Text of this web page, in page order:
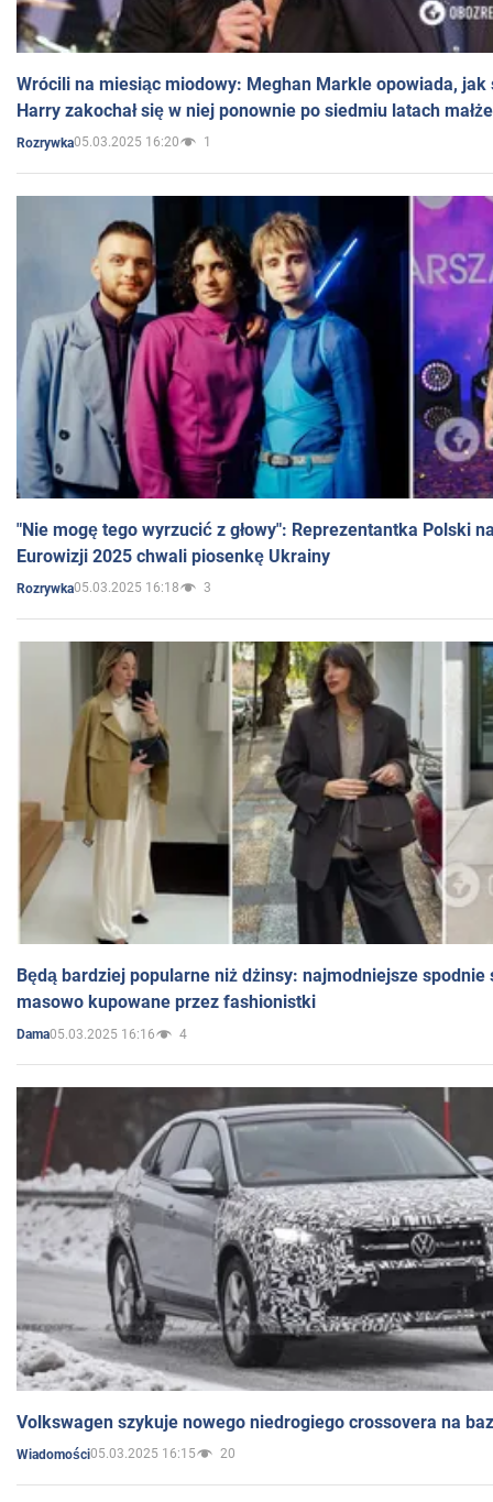
Wrócili na miesiąc miodowy: Meghan Markle opowiada, jak
Harry zakochał się w niej ponownie po siedmiu latach
Rozrywka05.03.2025 16:20 1
"Nie mogę tego wyrzucić z głowy": Reprezentantka Polski
Eurowizji 2025 chwali piosenkę Ukrainy
Rozrywka05.03.2025 16:18 3
Będą bardziej popularne niż dżinsy: najmodniejsze spodnie
masowo kupowane przez fashionistki
Dama05.03.2025 16:16 4
Volkswagen szykuje nowego niedrogiego crossovera na
Wiadomości05.03.2025 16:15 20